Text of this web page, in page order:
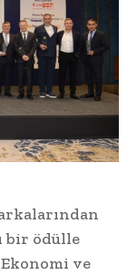
bir ödülle
Ekonomi ve